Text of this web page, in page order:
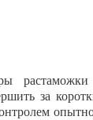
за